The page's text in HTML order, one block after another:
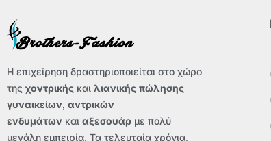
Η επιχείρηση δραστηριοποιείται στο χώρο
της χοντρικής και λιανικής πώλησης
γυναικείων, αντρικών
ενδυμάτων και αξεσουάρ με πολύ
μεγάλη εμπειρία. Τα τελευταία χρόνια,